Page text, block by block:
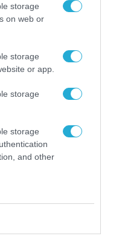
storage
on web or
storage
or app.
storage
storage
and other
του
ο Στέφανος
(φωτό
ΠΩΣ ΔΕΝ
ΕΡΓΑ
RRF(Σήριαλ